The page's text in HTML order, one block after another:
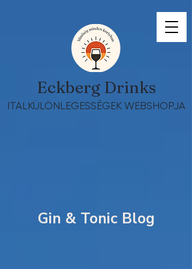
Eckberg Drinks
ITALKÜLÖNLEGESSÉGEK WEBSHOPJA
Gin & Tonic Blog